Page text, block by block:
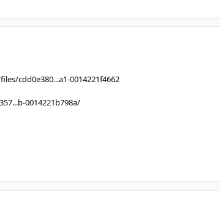
cdd0e380...a1-0014221f4662
0014221b798a/